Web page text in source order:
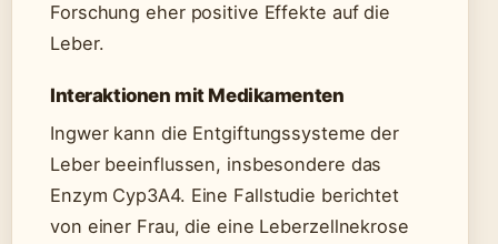
Forschung eher positive Effekte auf die
Leber.
Interaktionen mit Medikamenten
Ingwer kann die Entgiftungssysteme der
Leber beeinflussen, insbesondere das
Enzym Cyp3A4. Eine Fallstudie berichtet
von einer Frau, die eine Leberzellnekrose